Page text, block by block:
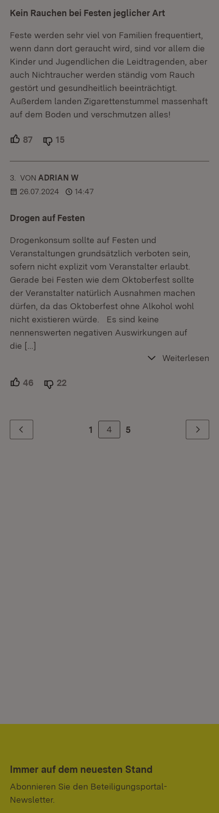
Kein Rauchen bei Festen jeglicher Art
Feste werden sehr viel von Familien frequentiert,
wenn dann dort geraucht wird, sind vor allem die
Kinder und Jugendlichen die Leidtragenden, aber
auch Nichtraucher werden ständig vom Rauch
gestört und gesundheitlich beeinträchtigt.
Außerdem landen Zigarettenstummel massenhaft
auf dem Boden und verschmutzen alles!
87 Unterstützer.
15
3. KOMMENTAR
VON :ADRIAN W
26.07.2024
14:47
Drogen auf Festen
Drogenkonsum sollte auf Festen und
Veranstaltungen grundsätzlich verboten sein,
sofern nicht explizit vom Veranstalter erlaubt.
Gerade bei Festen wie dem Oktoberfest sollte
der Veranstalter natürlich Ausnahmen machen
dürfen, da das Oktoberfest ohne Alkohol wohl
nicht existieren würde. Es sind keine
nennenswerten negativen Auswirkungen auf
die […]
Weiterlesen
46 Unterstützer.
22
Zurück 1 4 5 Weiter
Immer auf dem neuesten Stand
Abonnieren Sie den Beteiligungsportal-
Newsletter.